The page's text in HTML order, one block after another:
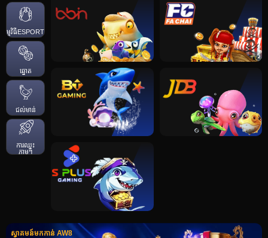
កម្មវិធីESPORTS
ឆ្នោត
ជល់មាន់
ការឈ្នះ
ភ្លាមៗ
ស្វាគមន៍មកកាន់ AW8